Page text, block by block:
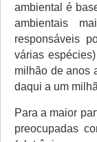
ambiental é
ambientais
responsáveis
várias
milhão de anos
daqui a um
Para a maior
preocupadas